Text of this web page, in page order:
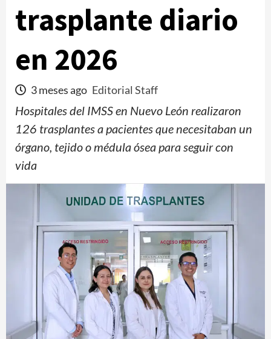
trasplante diario
en 2026
3 meses ago Editorial Staff
Hospitales del IMSS en Nuevo León realizaron
126 trasplantes a pacientes que necesitaban un
órgano, tejido o médula ósea para seguir con
vida